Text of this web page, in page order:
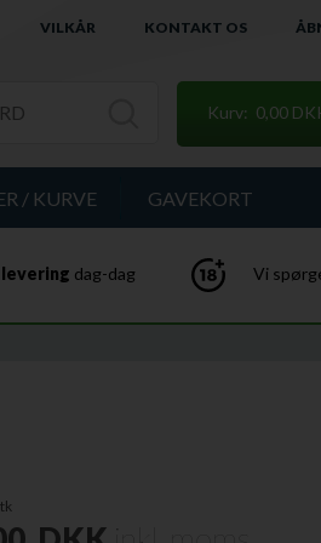
VILKÅR KONTAKT OS
Kurv: 0,00
/ KURVE GAVEKORT
dag-dag Vi